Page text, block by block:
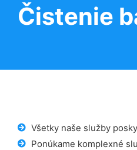
Čistenie
Všetky naše služby
Ponúkame komplexné